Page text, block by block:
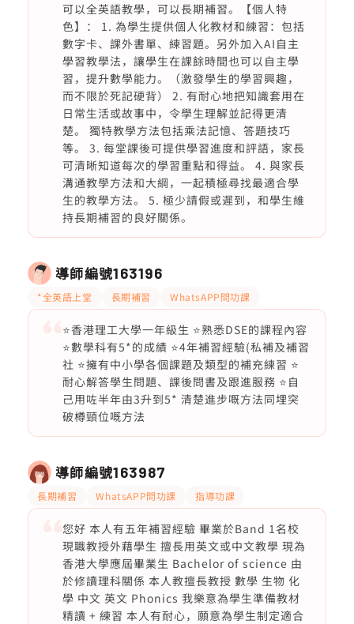
可以全英語教學，可以長期補習。【個人特
色】： 1. 為學生提供個人化教材和練習：包括
數字卡、課外書單、練習題。另外加入AI自主
學習教學法，讓學生在課餘時間也可以自主學
習，提升數學能力。（激發學生的學習興趣，
而不限於死記硬背） 2. 有耐心地把知識套用在
日常生活或故事中，令學生理解並記得更清
楚。 獨特教學方法包括乘法記憶、答題技巧
等。 3. 每堂課後可提供學習進度和評語，家長
可清晰知道每次的學習重點和得益。 4. 與家長
溝通教學方法和大綱，一起積極尋找最適合學
生的教學方法。 5. 極少請假或遲到，和學生維
持長期補習的良好關係。
導師編號163196
*全英語上堂 長期補習 WhatsAPP問功課
⭐️香港理工大學一年級生 ⭐️熟悉DSE的課程內容
⭐️數學科有5*的成績 ⭐️4年補習經驗(私補及補習
社 ⭐️擁有中小學各個課題及類型的補充練習 ⭐️
耐心解答學生問題、課後問書及跟進服務 ⭐️自
己用咗半年由3升到5* 清楚進步嘅方法同埋突
破樽頸位嘅方法
導師編號163987
長期補習 WhatsAPP問功課 指導功課
您好 本人有五年補習經驗 畢業於Band 1名校
現職教授外藉學生 擅長用英文或中文教學 現為
香港大學應屆畢業生 Bachelor of science 由
於修讀理科關係 本人教擅長教授 數學 生物 化
學 中文 英文 Phonics 我樂意為學生準備教材
精讀 + 練習 本人有耐心，願意為學生制定適合